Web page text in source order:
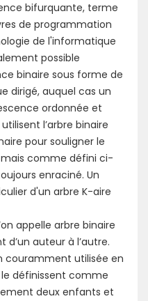
bifurquante, terme
de programmation
de l'informatique
possible
binaire sous forme de
dirigé, auquel cas un
ordonnée et
l’arbre binaire
pour souligner le
mais comme défini ci-
enraciné. Un
d'un arbre K-aire
appelle arbre binaire
auteur à l’autre.
couramment utilisée en
définissent comme
deux enfants et